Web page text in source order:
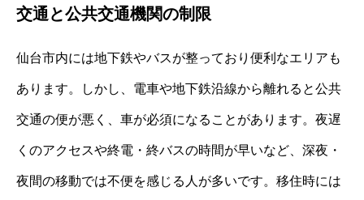
交通と公共交通機関の制限
仙台市内には地下鉄やバスが整っており便利なエリアも
あります。しかし、電車や地下鉄沿線から離れると公共
交通の便が悪く、車が必須になることがあります。夜遅
くのアクセスや終電・終バスの時間が早いなど、深夜・
夜間の移動では不便を感じる人が多いです。移住時には